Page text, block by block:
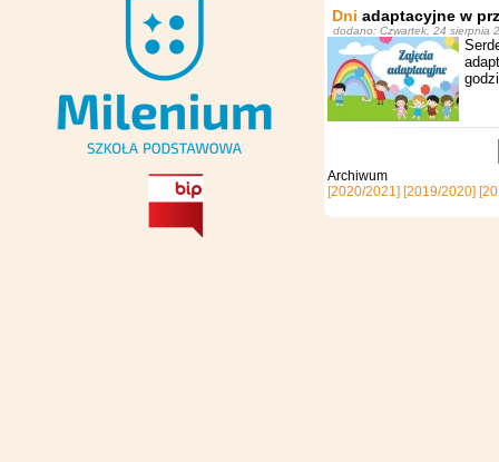
Dni adaptacyjne w
dodano: Czwartek, 24 sierpnia
[2020/2021] [2019/2020]